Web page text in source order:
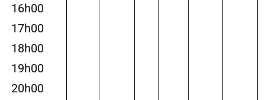
16h00
17h00
18h00
19h00
20h00